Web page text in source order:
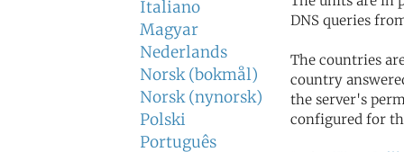
Italiano
Magyar
Nederlands
Norsk (bokmål)
Norsk (nynorsk)
Polski
Português
DNS queries
The countries
country
the server's
configured for